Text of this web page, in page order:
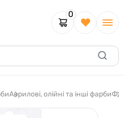
0
Акрилові, олійні та інші фарби